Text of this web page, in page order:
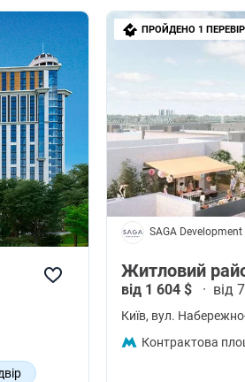
ПРОЙДЕНО 1
SAGA Development
Житловий
від 1 604 $ · від
Київ, вул.
Контрактова